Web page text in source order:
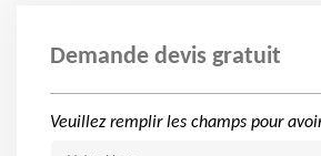
Demande devis gratuit
Veuillez remplir les champs pour